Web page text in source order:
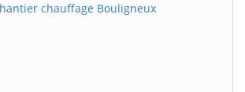
chauffage Bouligneux